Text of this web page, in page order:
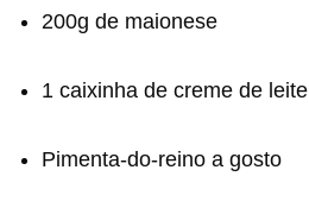
200g de maionese
1 caixinha de creme de leite
Pimenta-do-reino a gosto